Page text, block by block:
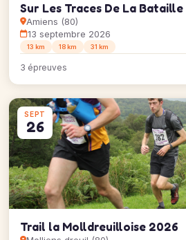
Sur Les Traces De La
Amiens (80)
13 septembre 2026
13 km 18 km 31 km
3 épreuves
SEPT
26
Trail la Molldreuilloise 2026